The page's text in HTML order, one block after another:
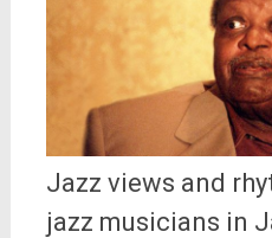
Jazz views and
jazz musicians in